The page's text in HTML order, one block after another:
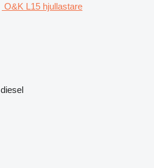
O&K L15 hjullastare
diesel